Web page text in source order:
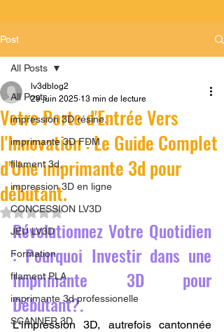
Post
All Posts
impression 3D résine.
imprimante 3D FDM
filament 3d,
impression 3D en ligne
CONCESSION LV3D
JEU LV3D
Formation
filament PLA
imprimante 3d professionelle
SCANNER 3D
All Posts
Votre Porte d'Entrée Vers
l'Innovation : Le Guide Complet
d'Une imprimante 3d pour
débutant.
lv3dblog2
29 juin 2025 13 min de lecture
Noté NaN étoiles sur 5.
Révolutionnez Votre Quotidien
: Pourquoi Investir dans une
Imprimante 3D pour
Débutant?.
L'impression 3D, autrefois cantonnée